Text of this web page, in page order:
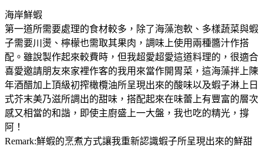
海岸鮮蝦
第一道所需要處理的食材較多，除了海藻泡軟、多樣蔬菜與蝦
子需要川燙、檸檬也需取其果肉，調味上使用兩種醬汁作搭
配。雖說製作起來較費時，但我超愛超愛這道料理的，很適合
喜愛邀請朋友來家裡作客的我用來當作開胃菜，這海藻拌上陳
年酒醋加上頂級初搾橄欖油所呈現出來的酸味以及蝦子淋上日
式芥末美乃滋所調出的甜味，搭配起來在味蕾上有豐富的層次
感又相當的和諧，即使主廚盛上一大盤，我也吃的精光，撐
阿！
Remark:鮮蝦的烹煮方式讓我重新認識蝦子所呈現出來的鮮甜